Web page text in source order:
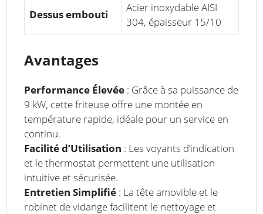
Dessus embouti
Acier inoxydable AISI
304, épaisseur 15/10
Avantages
Performance Élevée : Grâce à sa puissance de
9 kW, cette friteuse offre une montée en
température rapide, idéale pour un service en
continu.
Facilité d’Utilisation : Les voyants d’indication
et le thermostat permettent une utilisation
intuitive et sécurisée.
Entretien Simplifié : La tête amovible et le
robinet de vidange facilitent le nettoyage et